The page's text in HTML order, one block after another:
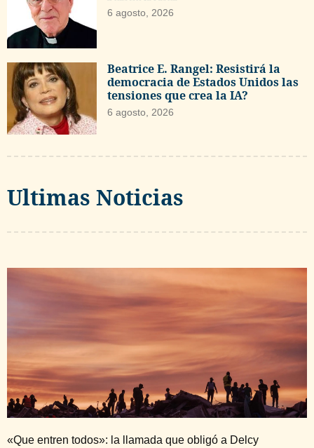
6 agosto, 2026
Beatrice E. Rangel: Resistirá la
democracia de Estados Unidos las
tensiones que crea la IA?
6 agosto, 2026
Ultimas Noticias
«Que entren todos»: la llamada que obligó a Delcy